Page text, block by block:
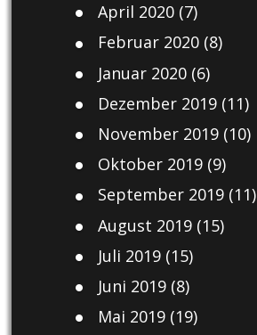
April 2020(7)
Februar 2020(8)
Januar 2020(6)
Dezember 2019(11)
November 2019(10)
Oktober 2019(9)
September 2019(11)
August 2019(15)
Juli 2019(15)
Juni 2019(8)
Mai 2019(19)